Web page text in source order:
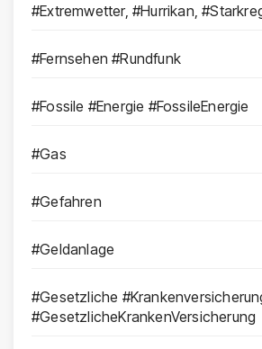
#Extremwetter, #Hurrikan,
#Fernsehen #Rundfunk
#Fossile #Energie #FossileEnergie
#Gas
#Gefahren
#Geldanlage
#Gesetzliche
#GesetzlicheKrankenVersicherung